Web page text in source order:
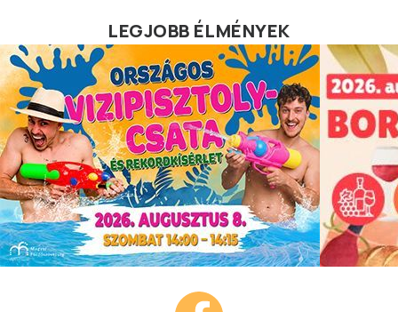
LEGJOBB ÉLMÉNYEK